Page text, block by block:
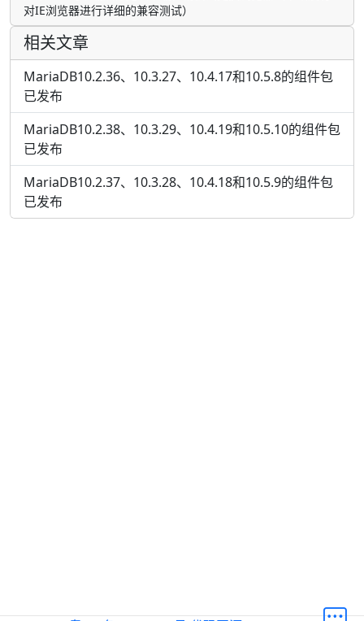
对IE浏览器进行详细的兼容测试）
相关文章
MariaDB10.2.36、10.3.27、10.4.17和10.5.8的组件包
已发布
MariaDB10.2.38、10.3.29、10.4.19和10.5.10的组件包
已发布
MariaDB10.2.37、10.3.28、10.4.18和10.5.9的组件包
已发布